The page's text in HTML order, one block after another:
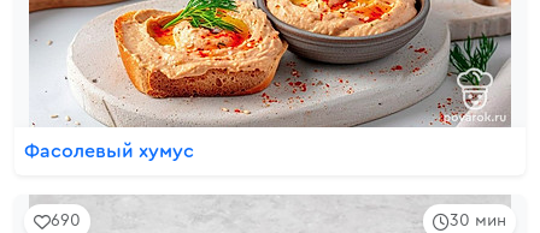
Фасолевый хумус
30 мин
690